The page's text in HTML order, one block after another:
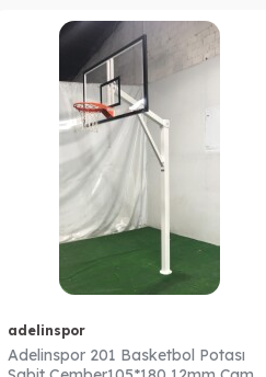
adelinspor
Adelinspor 201 Basketbol Potası